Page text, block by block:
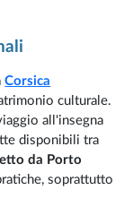
Corsica
culturale.
all'insegna
disponibili tra
da Porto
soprattutto